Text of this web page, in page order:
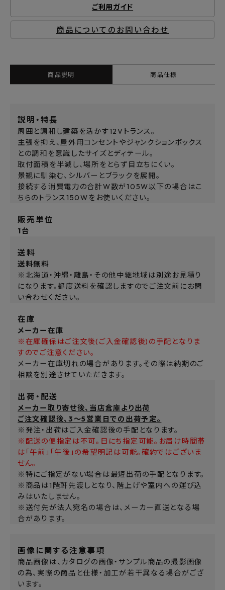
ご利用ガイド
商品についてのお問い合わせ
商品説明 商品仕様
説明・特長
周囲と調和し建築を活かす12Vトランス。
主張を抑え、屋外用コンセントやジャンクションボックス
との調和を意識したサイズとディテール。
取付面積を半減し、場所をとらず目立ちにくい。
景観に馴染む、シルバーとブラックを展開。
接続する消費電力の合計W数が105W以下の場合はこ
ちらのトランス150Wをお使いください。
販売単位
1台
送料
送料無料
※北海道・沖縄・離島・その他中継地域は別途お見積り
になります。都度送料を確認しますのでご注文前にお問
い合わせください。
在庫
メーカー在庫
※在庫確保はご注文後(ご入金確認後)の手配となりま
すのでご注意ください。
メーカー在庫切れの場合があります。その際は納期のご
相談を別途させていただきます。
出荷・配送
メーカー取り寄せ後、当店倉庫より出荷
ご注文確認後、3～5営業日での出荷予定。
※発注・出荷はご入金確認後の手配となります。
※配送の便指定は不可。日にち指定可能。お届け時間帯
は「午前」「午後」の希望明記は可能。確約ではございま
せん。
※特にご指定がない場合は最短出荷の手配となります。
※商品は1階軒先渡しとなり、階上げや室内への運び込
みはいたしません。
※送付先が法人宛名の場合は、メーカー直送となる場
合があります。
画像に関する注意事項
商品画像は、カタログの画像・サンプル商品の撮影画像
の為、実際の商品と仕様・加工が若干異なる場合がござ
います。